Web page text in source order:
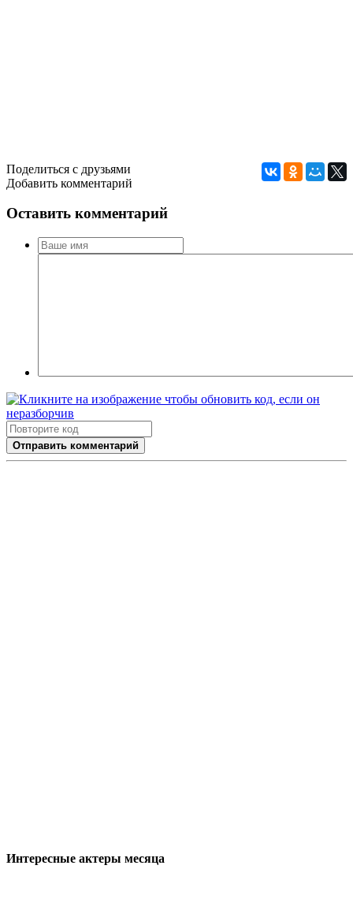
Поделиться с друзьями
Добавить комментарий
Оставить комментарий
Отправить комментарий
Интересные актеры месяца